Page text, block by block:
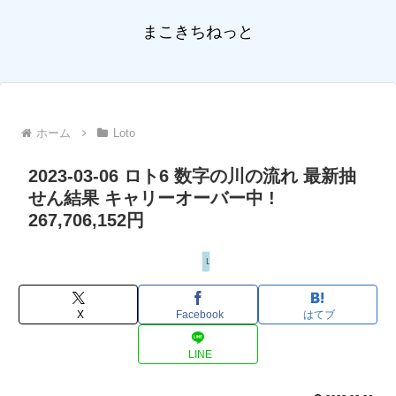
まこきちねっと
ホーム Loto
2023-03-06 ロト6 数字の川の流れ 最新抽
せん結果 キャリーオーバー中 !
267,706,152円
Loto
X Facebook はてブ
LINE